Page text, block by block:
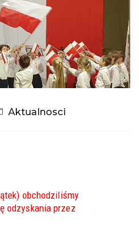
Aktualnosci
obchodziliśmy
odzyskania przez